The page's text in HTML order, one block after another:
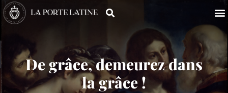
De grâce, demeurez dans
la grâce !